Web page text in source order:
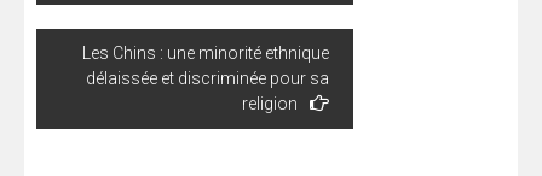
l’article
Les Chins : une minorité ethnique
délaissée et discriminée pour sa
religion